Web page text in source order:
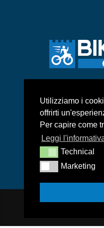
Via duca
info:
Tel:
©
Utilizziamo i
offrirti
Per capire come
Leggi
Technical
Marketing